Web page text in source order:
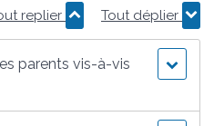
replier Tout déplier
parents vis-à-vis